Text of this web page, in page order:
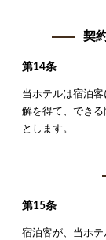
契
第14条
当ホテルは宿泊
解を得て、でき
とします。
第15条
宿泊客が、当ホ